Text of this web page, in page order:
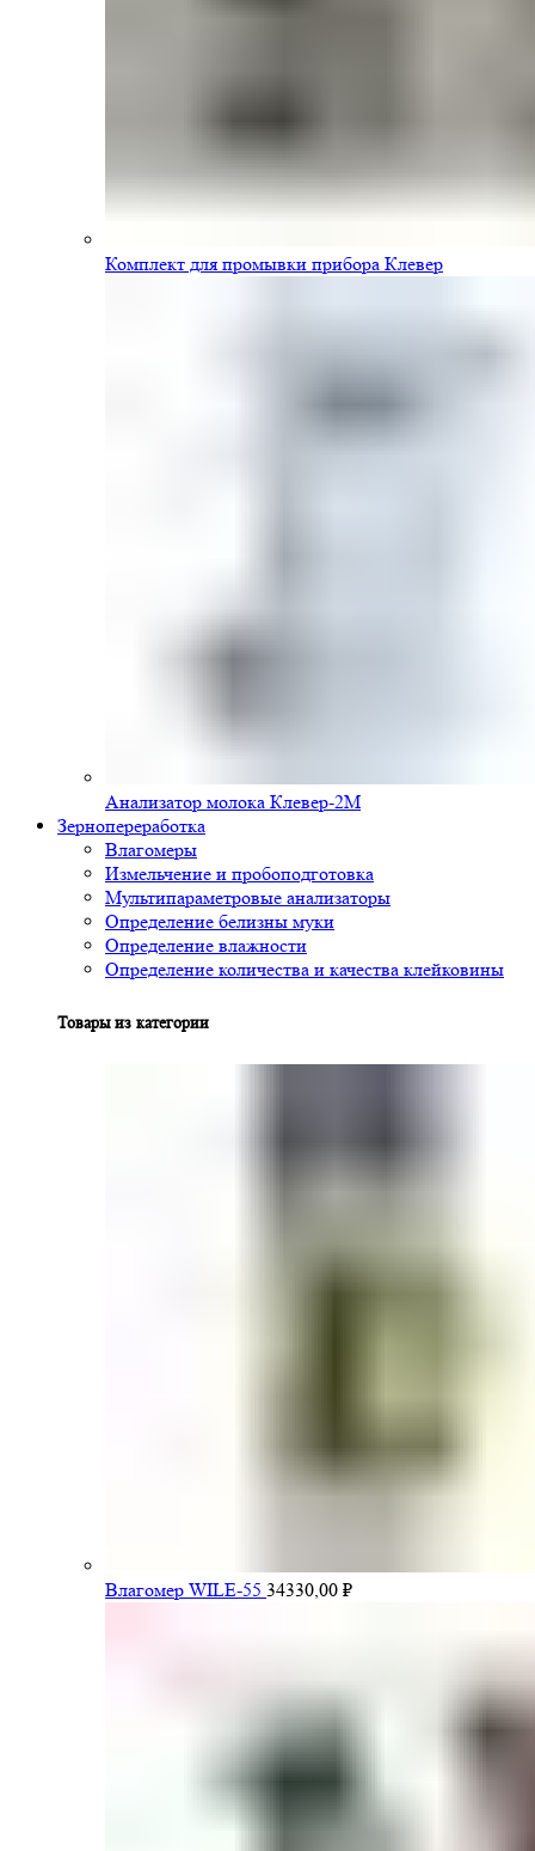
Комплект для промывки прибора Клевер
Анализатор молока Клевер-2М
Зернопереработка
Влагомеры
Измельчение и пробоподготовка
Мультипараметровые анализаторы
Определение белизны муки
Определение влажности
Определение количества и качества клейковины
Товары из категории
Влагомер WILE-55 34330,00 ₽